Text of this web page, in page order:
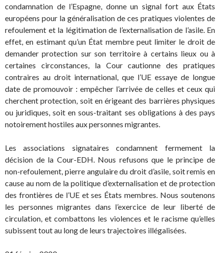
condamnation de l’Espagne, donne un signal fort aux États
européens pour la généralisation de ces pratiques violentes de
refoulement et la légitimation de l’externalisation de l’asile. En
effet, en estimant qu’un État membre peut limiter le droit de
demander protection sur son territoire à certains lieux ou à
certaines circonstances, la Cour cautionne des pratiques
contraires au droit international, que l’UE essaye de longue
date de promouvoir : empêcher l’arrivée de celles et ceux qui
cherchent protection, soit en érigeant des barrières physiques
ou juridiques, soit en sous-traitant ses obligations à des pays
notoirement hostiles aux personnes migrantes.
Les associations signataires condamnent fermement la
décision de la Cour-EDH. Nous refusons que le principe de
non-refoulement, pierre angulaire du droit d’asile, soit remis en
cause au nom de la politique d’externalisation et de protection
des frontières de l’UE et ses États membres. Nous soutenons
les personnes migrantes dans l’exercice de leur liberté de
circulation, et combattons les violences et le racisme qu’elles
subissent tout au long de leurs trajectoires illégalisées.